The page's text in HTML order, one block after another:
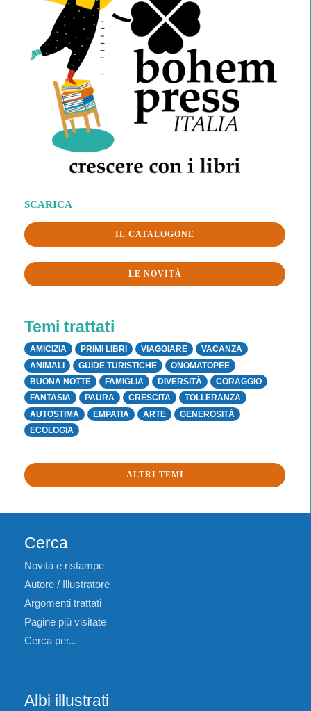
SCARICA
IL CATALOGONE
LE NOVITÀ
Temi trattati
AMICIZIA PRIMI LIBRI VIAGGIARE
VACANZA
ANIMALI
GUIDE TURISTICHE
ONOMATOPEE
BUONA NOTTE
FAMIGLIA DIVERSITÀ
CORAGGIO
FANTASIA
PAURA CRESCITA
TOLLERANZA
AUTOSTIMA
EMPATIA ARTE
GENEROSITÀ
ECOLOGIA
ALTRI TEMI
Cerca
Novità e ristampe
Autore / Illustratore
Argomenti trattati
Pagine più visitate
Cerca per...
Albi illustrati